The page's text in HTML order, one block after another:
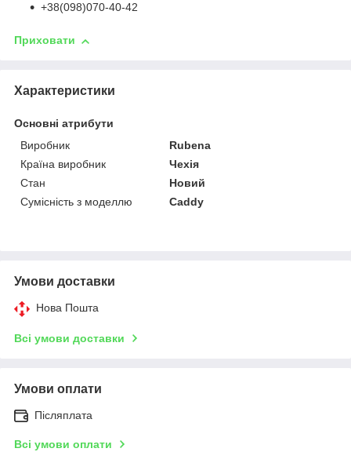
+38(098)070-40-42
Приховати
Характеристики
Основні атрибути
Виробник
Rubena
Країна виробник
Чехія
Стан
Новий
Сумісність з моделлю
Caddy
Умови доставки
Нова Пошта
Всі умови доставки
Умови оплати
Післяплата
Всі умови оплати